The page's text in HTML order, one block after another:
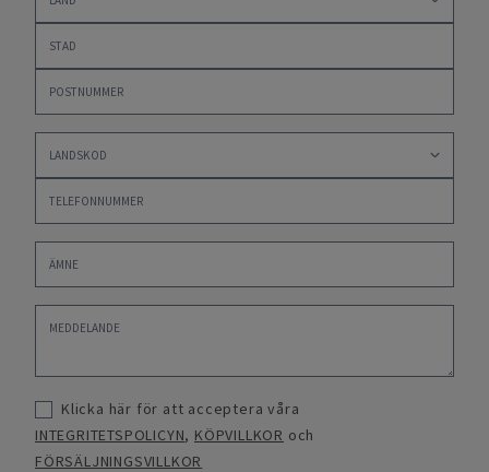
Klicka här för att acceptera våra
INTEGRITETSPOLICYN, KÖPVILLKOR och
FÖRSÄLJNINGSVILLKOR